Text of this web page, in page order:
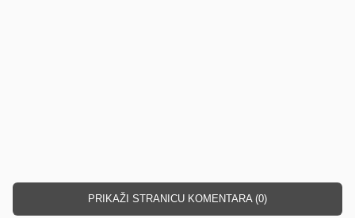
PRIKAŽI STRANICU KOMENTARA (0)